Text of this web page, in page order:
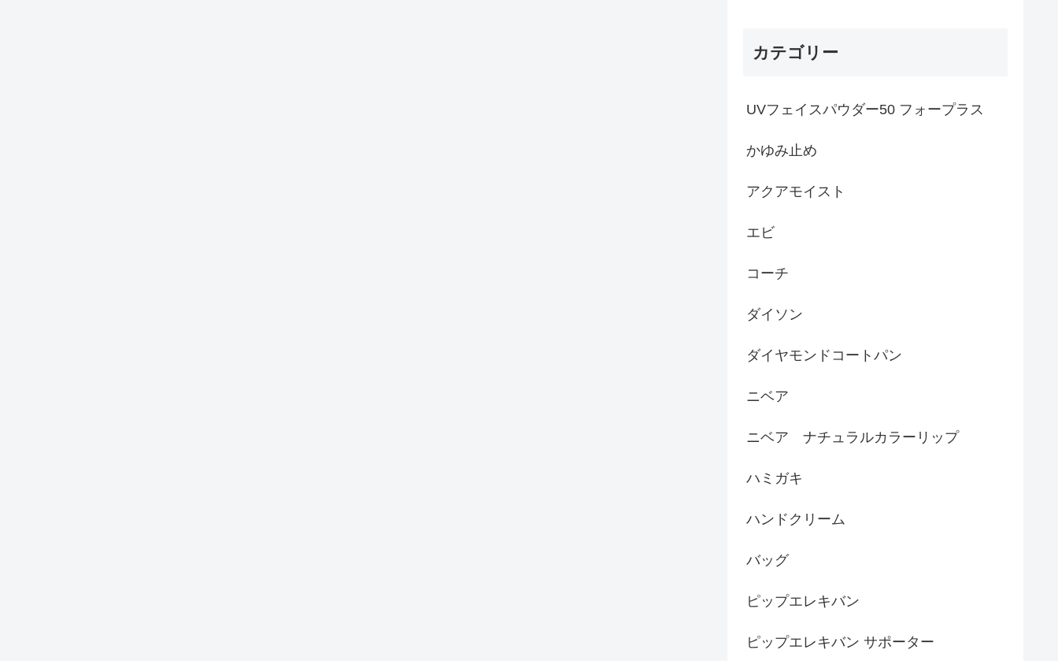
カテゴリー
UVフェイスパウダー50 フォープラス
かゆみ止め
アクアモイスト
エビ
コーチ
ダイソン
ダイヤモンドコートパン
ニベア
ニベア ナチュラルカラーリップ
ハミガキ
ハンドクリーム
バッグ
ピップエレキバン
ピップエレキバン サポーター